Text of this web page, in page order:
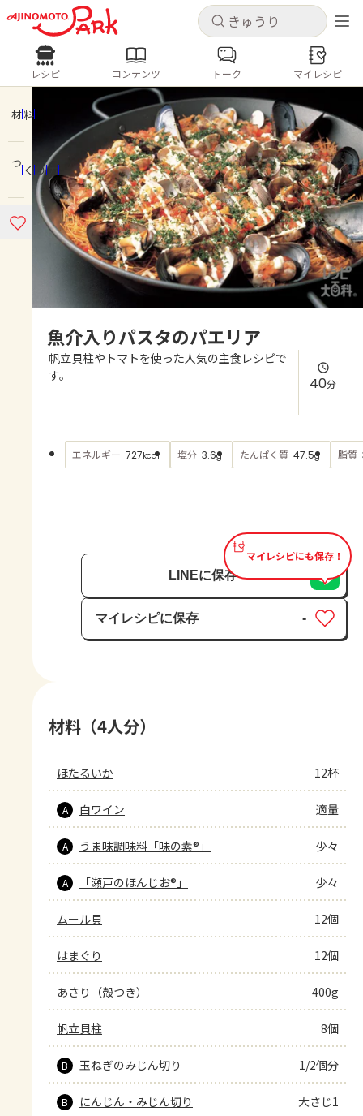
キャンセル
ログインするとレシピを保存できます
ログイン 新規登録
ホーム
コンテンツ
レシピ
よくあるお問い合わせ
AJINOMOTO PARK とは
キャンセル
レシピ コンテンツ
人気の食材・レシピ
きゅうり なす トマト
とうもろこし
ピーマン
みょうが ゴーヤ
レシピ コンテンツ トーク マイレシピ
材料
つくり方
魚介入りパスタのパエリア
帆立貝柱やトマトを使った人気の主食レシピで
す。
40分
エネルギー 727kcal 塩分 3.6g たんぱく質 47.5g 脂質
マイレシピにも保存！
LINEに保存
マイレシピに保存
保存済み
-
材料（4人分）
ほたるいか 12杯
A 白ワイン 適量
A うま味調味料「味の素®」 少々
A 「瀬戸のほんじお®」 少々
ムール貝 12個
はまぐり 12個
あさり（殻つき） 400g
帆立貝柱 8個
B 玉ねぎのみじん切り 1/2個分
B にんじん・みじん切り 大さじ1